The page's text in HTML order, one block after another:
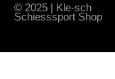
© 2025 | Kle-sch
Schiesssport Shop